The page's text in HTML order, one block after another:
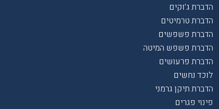
הדברת ג’וקים
הדברת טרמיטים
הדברת פשפשים
הדברת פשפש המיטה
הדברת פרעושים
לוכד נחשים
הדברת תיקן גרמני
פינוי פגרים